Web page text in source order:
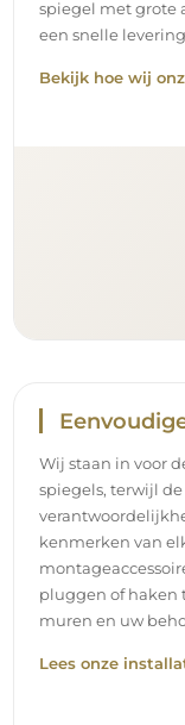
spiegel met grote
een snelle
Bekijk hoe wij
Wij staan in voor
spiegels, terwijl
kenmerken van
pluggen of haken
muren en uw
Lees onze